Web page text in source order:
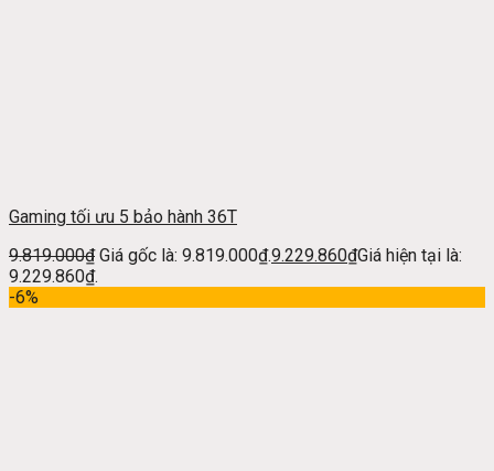
Gaming tối ưu 5 bảo hành 36T
9.819.000₫ Giá gốc là: 9.819.000₫.9.229.860₫Giá hiện tại là:
9.229.860₫.
-6%